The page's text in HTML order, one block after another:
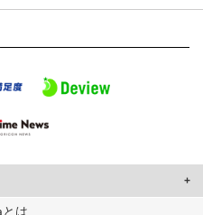
ザーに合わせたコンテンツや広告の
は